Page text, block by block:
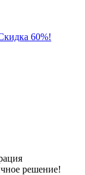
60%!
решение!